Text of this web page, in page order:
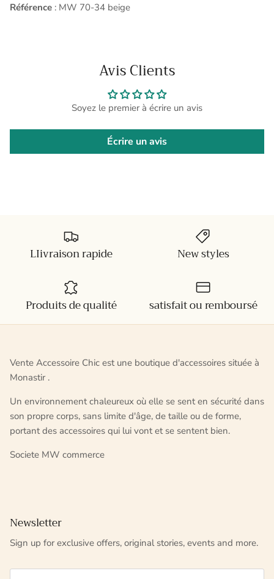
Référence : MW 70-34 beige
Avis Clients
Soyez le premier à écrire un avis
Écrire un avis
LIivraison rapide New styles
Produits de qualité satisfait ou remboursé
Vente Accessoire Chic est une boutique d'accessoires située à
Monastir .
Un environnement chaleureux où elle se sent en sécurité dans
son propre corps, sans limite d'âge, de taille ou de forme,
portant des accessoires qui lui vont et se sentent bien.
Societe MW commerce
Newsletter
Sign up for exclusive offers, original stories, events and more.